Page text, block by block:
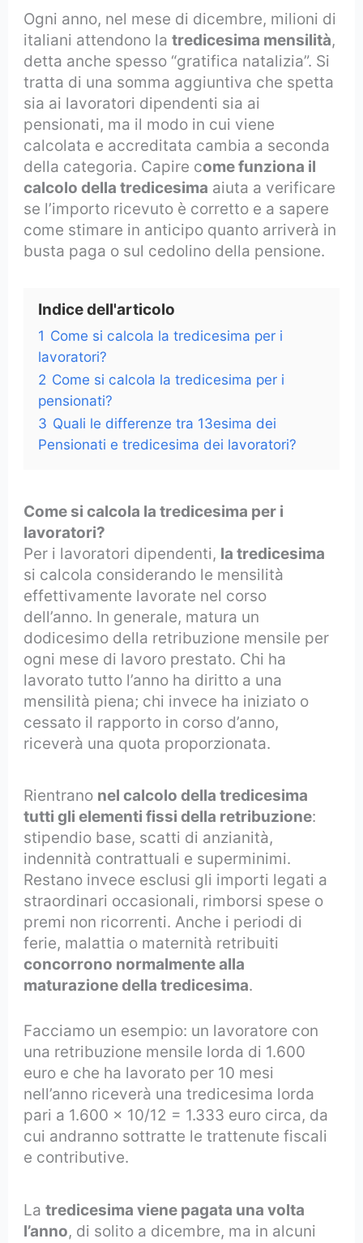
Ogni anno, nel mese di dicembre, milioni di
italiani attendono latredicesima mensilità,
detta anche spesso “gratifica natalizia”. Si
tratta di una somma aggiuntiva che spetta
sia ai lavoratori dipendenti sia ai
pensionati, ma il modo in cui viene
calcolata e accreditata cambia a seconda
della categoria. Capire come funziona il
calcolo della tredicesima aiuta a verificare
se l’importo ricevuto è corretto e a sapere
come stimare in anticipo quanto arriverà in
busta paga o sul cedolino della pensione.
Indice dell'articolo
1 Come si calcola la tredicesima per i
lavoratori?
2 Come si calcola la tredicesima per i
pensionati?
3 Quali le differenze tra 13esima dei
Pensionati e tredicesima dei lavoratori?
Come si calcola la tredicesima per i
lavoratori?
Per i lavoratori dipendenti, la tredicesima
si calcola considerando le mensilità
effettivamente lavorate nel corso
dell’anno. In generale, matura un
dodicesimo della retribuzione mensile per
ogni mese di lavoro prestato. Chi ha
lavorato tutto l’anno ha diritto a una
mensilità piena; chi invece ha iniziato o
cessato il rapporto in corso d’anno,
riceverà una quota proporzionata.
Rientrano nel calcolo della tredicesima
tutti gli elementi fissi della retribuzione:
stipendio base, scatti di anzianità,
indennità contrattuali e superminimi.
Restano invece esclusi gli importi legati a
straordinari occasionali, rimborsi spese o
premi non ricorrenti. Anche i periodi di
ferie, malattia o maternità retribuiti
concorrono normalmente alla
maturazione della tredicesima.
Facciamo un esempio: un lavoratore con
una retribuzione mensile lorda di 1.600
euro e che ha lavorato per 10 mesi
nell’anno riceverà una tredicesima lorda
pari a 1.600 × 10/12 = 1.333 euro circa, da
cui andranno sottratte le trattenute fiscali
e contributive.
Latredicesima viene pagata una volta
l’anno, di solito a dicembre, ma in alcuni